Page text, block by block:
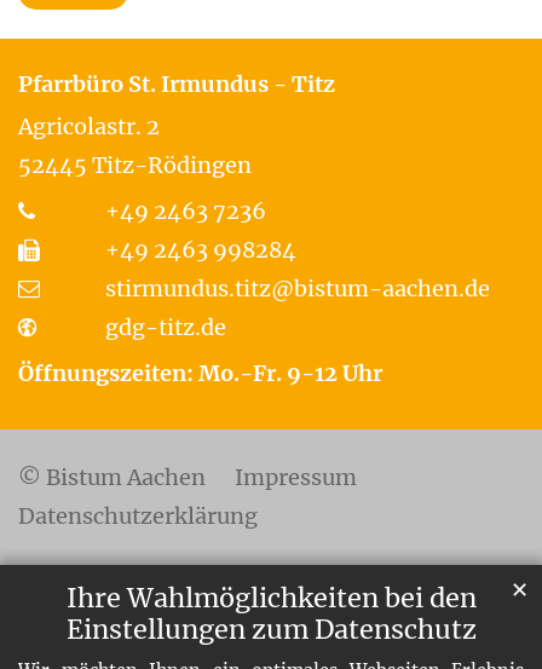
Ihre Wahlmöglichkeiten bei den
Einstellungen zum Datenschutz
✕
Pfarrbüro St. Irmundus - Titz
Agricolastr. 2
52445 Titz-Rödingen
+49 2463 7236
+49 2463 998284
stirmundus.titz@bistum-aachen.de
gdg-titz.de
Öffnungszeiten: Mo.-Fr. 9-12 Uhr
© Bistum Aachen
Impressum
Datenschutzerklärung